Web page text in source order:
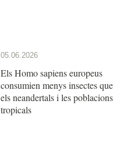
05.06.2026
Els Homo sapiens europeus
consumien menys insectes que
els neandertals i les poblacions
tropicals